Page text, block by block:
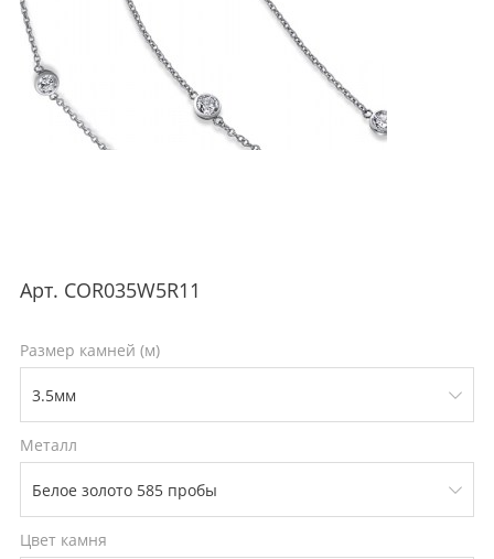
Арт. COR035W5R11
Размер камней (м)
Металл
Цвет камня